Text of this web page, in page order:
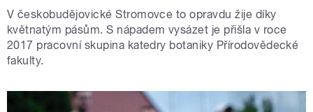
V českobudějovické Stromovce to opravdu žije díky
květnatým pásům. S nápadem vysázet je přišla v roce
2017 pracovní skupina katedry botaniky Přírodovědecké
fakulty.